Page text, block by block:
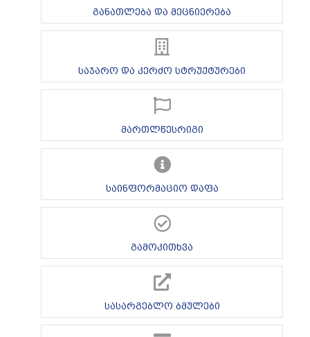
განათლება და მეცნიერება
საჯარო და კერძო სტრუქტურები
მართლწესრიგი
საინფორმაციო დაფა
გამოკითხვა
სასარგებლო ბმულები